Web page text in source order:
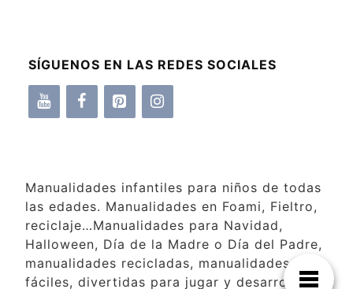
SÍGUENOS EN LAS REDES SOCIALES
Manualidades infantiles para niños de todas
las edades. Manualidades en Foami, Fieltro,
reciclaje…Manualidades para Navidad,
Halloween, Día de la Madre o Día del Padre,
manualidades recicladas, manualidades
fáciles, divertidas para jugar y desarrollar la